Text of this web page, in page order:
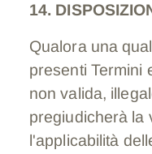
14.
Qualora una
presenti Termini
non valida,
pregiudicherà la
l'applicabilità